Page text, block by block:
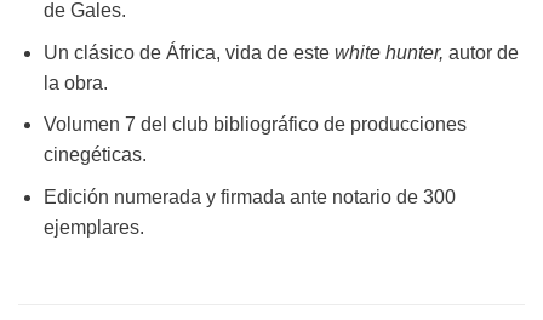
de Gales.
Un clásico de África, vida de este white hunter, autor de
la obra.
Volumen 7 del club bibliográfico de producciones
cinegéticas.
Edición numerada y firmada ante notario de 300
ejemplares.